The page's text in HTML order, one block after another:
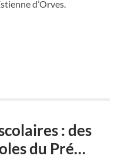
d’Orves.
: des
du Pré…